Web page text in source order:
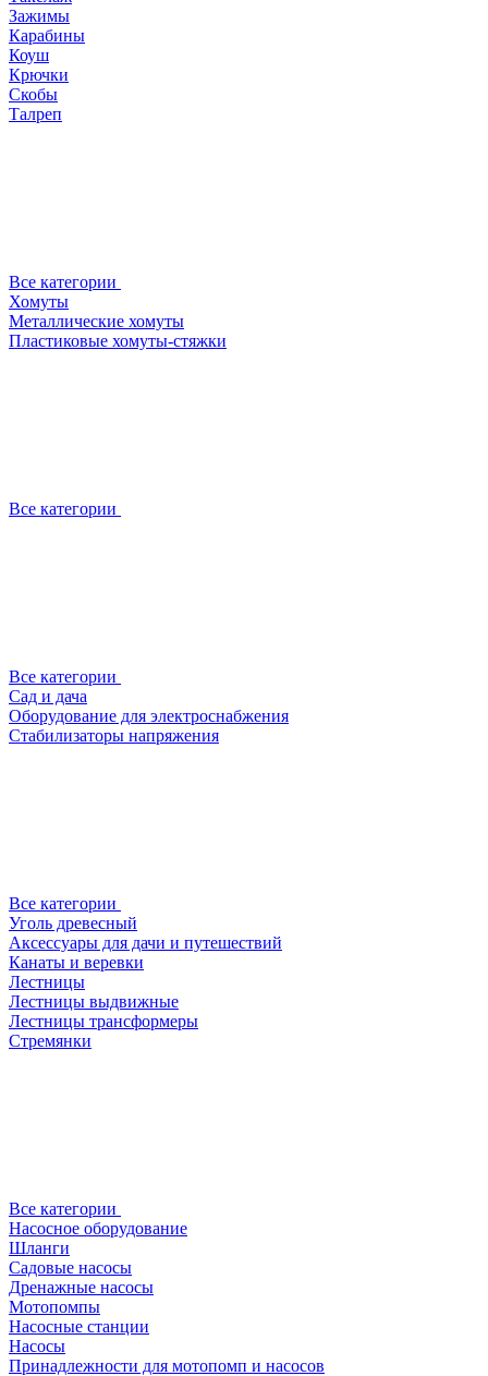
Зажимы
Карабины
Коуш
Крючки
Скобы
Талреп
Все категории
Хомуты
Металлические хомуты
Пластиковые хомуты-стяжки
Все категории
Все категории
Сад и дача
Оборудование для электроснабжения
Стабилизаторы напряжения
Все категории
Уголь древесный
Аксессуары для дачи и путешествий
Канаты и веревки
Лестницы
Лестницы выдвижные
Лестницы трансформеры
Стремянки
Все категории
Насосное оборудование
Шланги
Садовые насосы
Дренажные насосы
Мотопомпы
Насосные станции
Насосы
Принадлежности для мотопомп и насосов